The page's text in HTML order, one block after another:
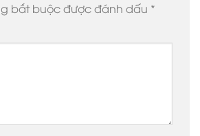
bắt buộc được đánh dấu *